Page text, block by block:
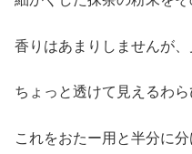
香りはあまりしませんが
ちょっと透けて見えるわ
これをおたー用と半分に